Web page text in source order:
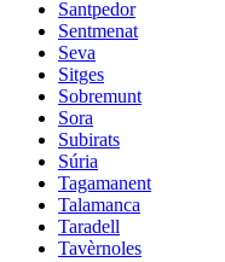
Santpedor
Sentmenat
Seva
Sitges
Sobremunt
Sora
Subirats
Súria
Tagamanent
Talamanca
Taradell
Tavèrnoles